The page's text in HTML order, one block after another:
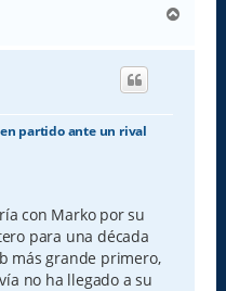
r
partido ante un rival
con Marko por su
para una década
más grande primero,
no ha llegado a su